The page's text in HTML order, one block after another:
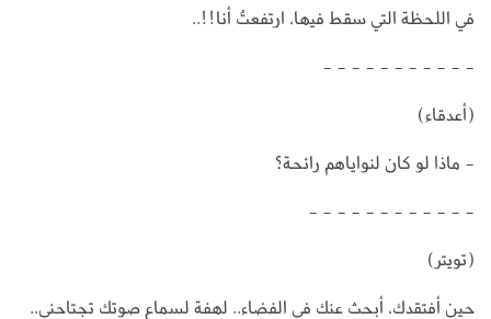
في اللحظة التي سقط فيها، ارتفعتُ أنا!!..
- - - - - - - - - - -
(أعدقاء)
- ماذا لو كان لنواياهم رائحة؟
- - - - - - - - - - - -
(تويتر)
حين أفتقدك، أبحث عنك في الفضاء.. لهفة لسماع صوتك تجتاحني..